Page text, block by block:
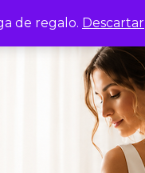
de regalo. Descartar